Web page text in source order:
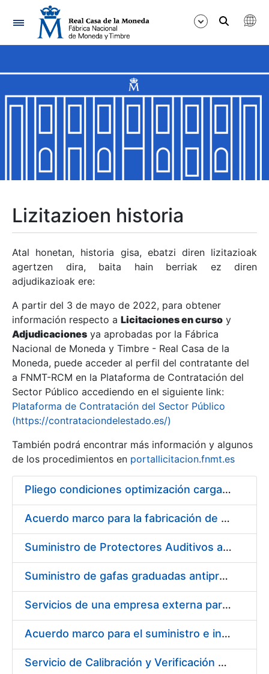
Nabigazioa
Erakutsi/Ezkutatu
Erakutsi/Ezkutatu
Erakutsi/Ezkutatu
Erakutsi/Ezkutatu
Erakutsi/Ezkutatu
Erakutsi/Ezkutatu
Erakutsi/Ezkutatu
Erakutsi/Ezkutatu
Lizitazioen historia
Atal honetan, historia gisa, ebatzi diren lizitazioak
agertzen dira, baita hain berriak ez diren
adjudikazioak ere:
A partir del 3 de mayo de 2022, para obtener
información respecto a Licitaciones en curso y
Adjudicaciones ya aprobadas por la Fábrica
Nacional de Moneda y Timbre - Real Casa de la
Moneda, puede acceder al perfil del contratante del
a FNMT-RCM en la Plataforma de Contratación del
Sector Público accediendo en el siguiente link:
Plataforma de Contratación del Sector Público
(https://contrataciondelestado.es/)
También podrá encontrar más información y algunos
de los procedimientos en portallicitacion.fnmt.es
Pliego condiciones optimización cargas compras firmado
Acuerdo marco para la fabricación de piezas
Suministro de Protectores Auditivos a medida para las personas trabajadoras de los Centros de Trabajo de Madrid y Burgos
Suministro de gafas graduadas antiproyecciones para los trabajadores de la FNMT-RCM en los centros de trabajo de Madrid y Burgos
Servicios de una empresa externa para el asesoramiento y resolución de los recursos de alzada que se presentan relacionados con procesos de selección para la FNMT-RCM
Acuerdo marco para el suministro e instalación de persianas, estores y otros complementos
Servicio de Calibración y Verificación Externa de los Equipos de Medición del Servicio de Prevención de la FNMT-RCM